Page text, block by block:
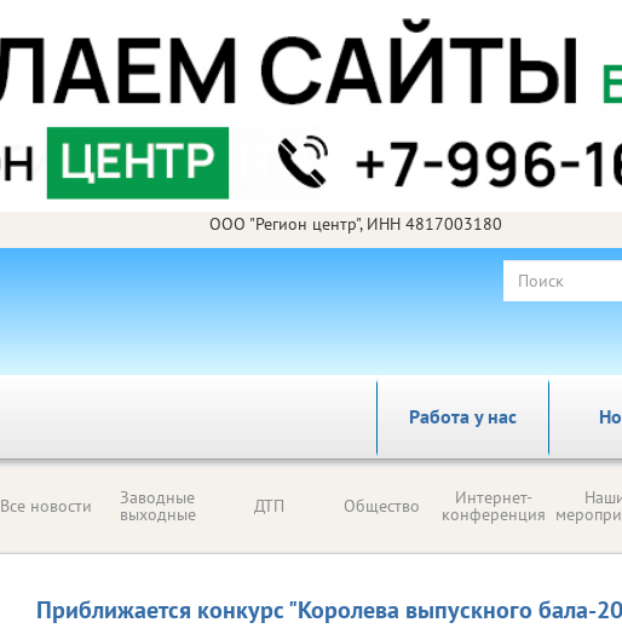
ООО "Регион центр", ИНН 4817003180
Работа у нас
Все новости Заводные
выходные ДТП Общество Интернет-
конференция
Приближается конкурс "Королева выпускного бала-